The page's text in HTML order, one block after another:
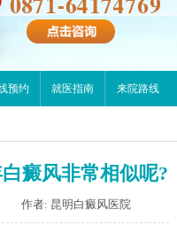
预约 就医指南 来院路线
癜风非常相似呢?
作者: 昆明白癜风医院